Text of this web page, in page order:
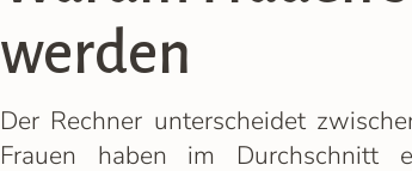
werden
Der Rechner unterscheidet
Frauen haben im Durchschnitt